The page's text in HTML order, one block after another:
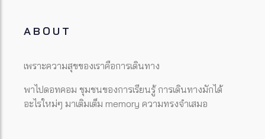
ABOUT
เพราะความสุขของเราคือการเดินทาง
พาไปดอทคอม ชุมชนของการเรียนรู้ การเดินทางมักได้
อะไรใหม่ๆ มาเติมเต็ม memory ความทรงจำเสมอ